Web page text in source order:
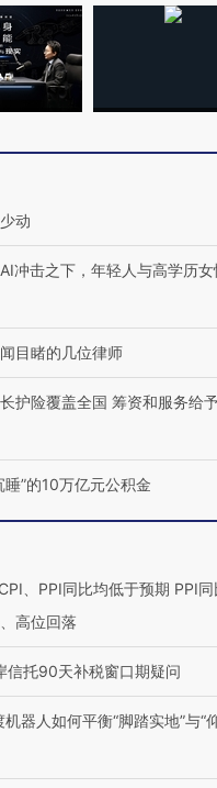
危
湖北宜昌局部短时降雨
128毫米 紧急转移近
4000人
博
动
AI冲击之下，年轻人与高学历女
目睹的几位律师
长护险覆盖全国 筹资和服务给
睡”的10万亿元公积金
、PPI同比均低于预期 PPI
高位回落
信托90天补税窗口期疑问
机器人如何平衡“脚踏实地”与“